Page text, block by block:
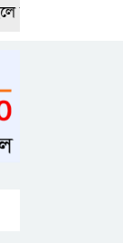
অপহরণ মামলার